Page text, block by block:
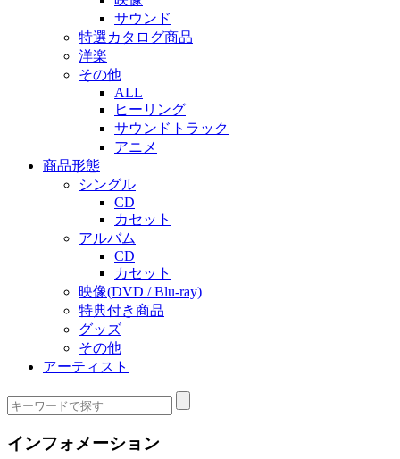
サウンド
特選カタログ商品
洋楽
その他
ALL
ヒーリング
サウンドトラック
アニメ
商品形態
シングル
CD
カセット
アルバム
CD
カセット
映像(DVD / Blu-ray)
特典付き商品
グッズ
その他
アーティスト
インフォメーション